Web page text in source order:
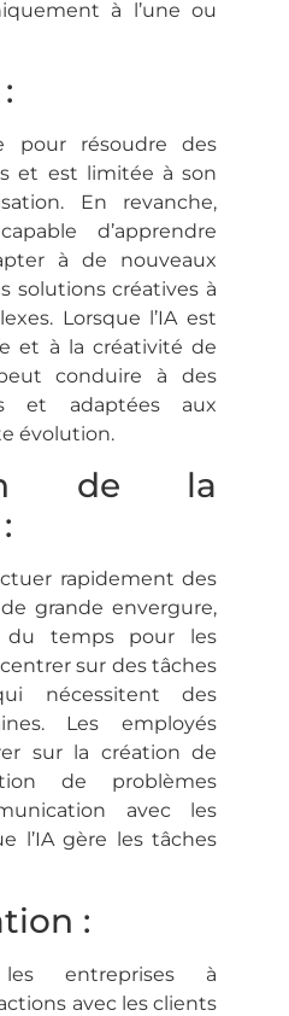
à l’une ou
pour résoudre des
et est limitée à son
En revanche,
d’apprendre
à de nouveaux
solutions créatives à
Lorsque l’IA est
et à la créativité de
conduire à des
et adaptées aux
évolution.
de la
rapidement des
grande envergure,
temps pour les
sur des tâches
nécessitent des
Les employés
sur la création de
de problèmes
avec les
l’IA gère les tâches
:
entreprises à
avec les clients